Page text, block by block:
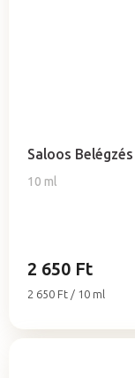
Saloos
10 ml
2 650 Ft
Egységár:
2 650 Ft / 10 ml